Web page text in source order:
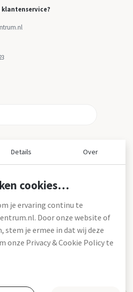
klantenservice?
Details Over
cookies…
je ervaring continu te
Door onze website of
stem je ermee in dat wij deze
onze Privacy & Cookie Policy te